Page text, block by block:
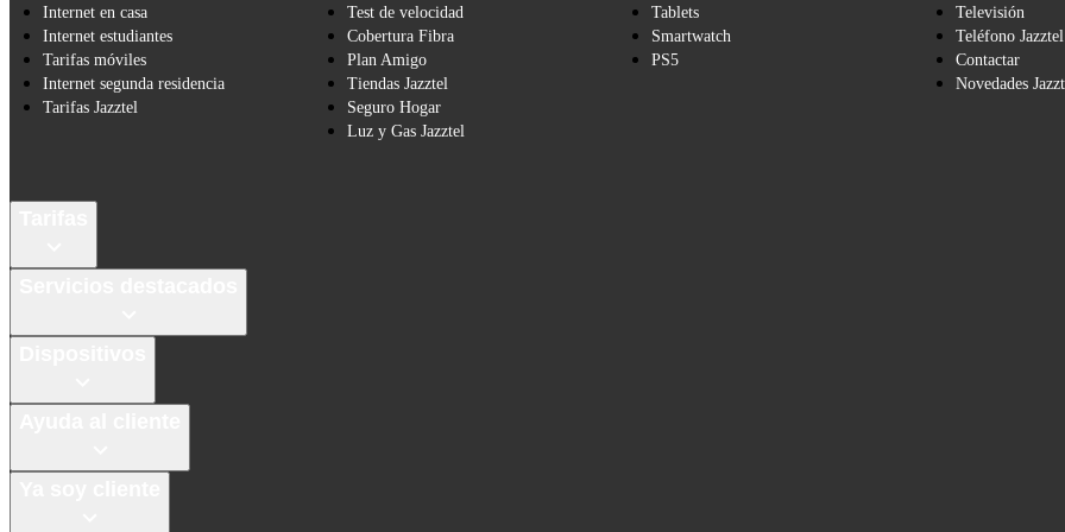
Internet en casa
Internet estudiantes
Tarifas móviles
Internet segunda residencia
Tarifas Jazztel
Test de velocidad
Cobertura Fibra
Plan Amigo
Tiendas Jazztel
Seguro Hogar
Luz y Gas Jazztel
Tablets
Smartwatch
PS5
Televisión
Teléfono Jazztel
Contactar
Novedades